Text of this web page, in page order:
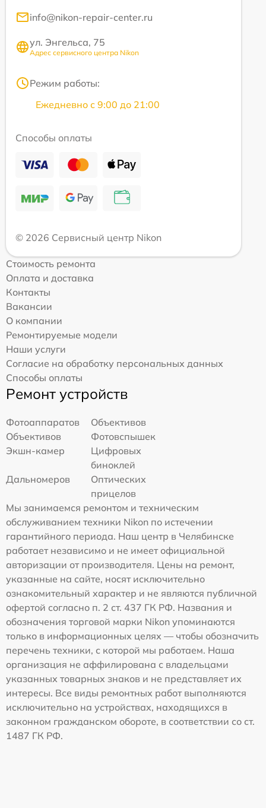
info@nikon-repair-center.ru
ул. Энгельса, 75
Адрес сервисного центра Nikon
Режим работы:
Ежедневно с 9:00 до 21:00
Способы оплаты
© 2026 Сервисный центр Nikon
Стоимость ремонта
Оплата и доставка
Контакты
Вакансии
О компании
Ремонтируемые модели
Наши услуги
Согласие на обработку персональных данных
Способы оплаты
Ремонт устройств
Фотоаппаратов
Объективов
Объективов
Фотовспышек
Экшн-камер
Цифровых
биноклей
Дальномеров
Оптических
прицелов
Мы занимаемся ремонтом и техническим
обслуживанием техники Nikon по истечении
гарантийного периода. Наш центр в Челябинске
работает независимо и не имеет официальной
авторизации от производителя. Цены на ремонт,
указанные на сайте, носят исключительно
ознакомительный характер и не являются публичной
офертой согласно п. 2 ст. 437 ГК РФ. Названия и
обозначения торговой марки Nikon упоминаются
только в информационных целях — чтобы обозначить
перечень техники, с которой мы работаем. Наша
организация не аффилирована с владельцами
указанных товарных знаков и не представляет их
интересы. Все виды ремонтных работ выполняются
исключительно на устройствах, находящихся в
законном гражданском обороте, в соответствии со ст.
1487 ГК РФ.